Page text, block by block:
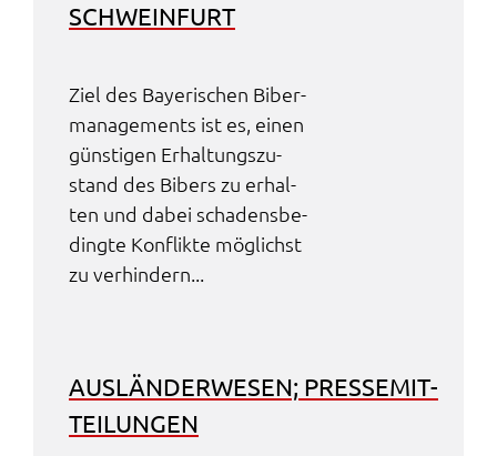
SCHWEIN­FURT
Ziel des Baye­ri­schen Biber­
ma­nage­ments ist es, einen
güns­ti­gen Erhal­tungs­zu­
stand des Bibers zu erhal­
ten und dabei scha­dens­be­
ding­te Konflik­te möglichst
zu verhin­dern...
AUSLÄN­DER­WE­SEN; PRES­SE­MIT­
TEI­LUN­GEN